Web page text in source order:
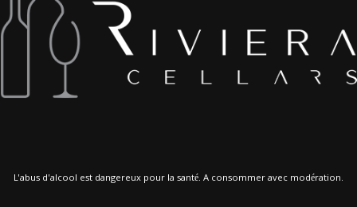
L'abus d'alcool est dangereux pour la santé. A consommer avec modération.